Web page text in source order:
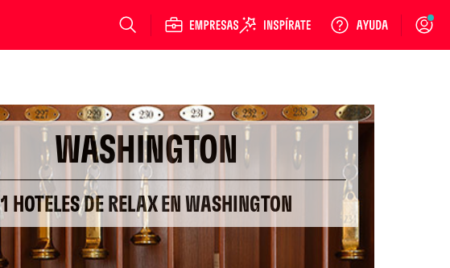
Login
WASHINGTON
1 HOTELES DE RELAX EN WASHINGTON